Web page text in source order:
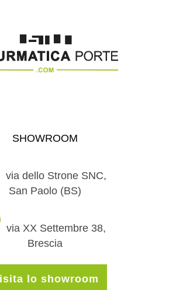
SHOWROOM
via dello Strone SNC,
San Paolo (BS)
via XX Settembre 38,
Brescia
lo showroom